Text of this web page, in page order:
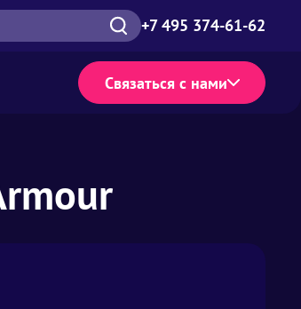
+7 495 374-61-62
Связаться с нами